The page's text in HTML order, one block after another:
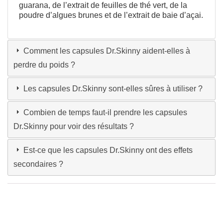
guarana, de l’extrait de feuilles de thé vert, de la
poudre d’algues brunes et de l’extrait de baie d’açai.
Comment les capsules Dr.Skinny aident-elles à
perdre du poids ?
Les capsules Dr.Skinny sont-elles sûres à utiliser ?
Combien de temps faut-il prendre les capsules
Dr.Skinny pour voir des résultats ?
Est-ce que les capsules Dr.Skinny ont des effets
secondaires ?